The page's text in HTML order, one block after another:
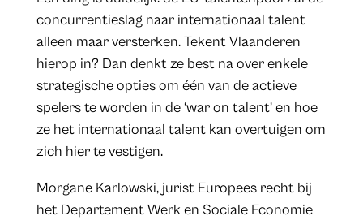
concurrentieslag naar internationaal talent
alleen maar versterken. Tekent Vlaanderen
hierop in? Dan denkt ze best na over enkele
strategische opties om één van de actieve
spelers te worden in de ‘war on talent’ en hoe
ze het internationaal talent kan overtuigen om
zich hier te vestigen.
Morgane Karlowski, jurist Europees recht bij
het Departement Werk en Sociale Economie